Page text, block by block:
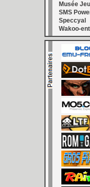
Musée
SMS
Speccyal
Wakoo-